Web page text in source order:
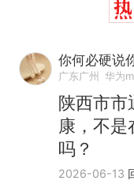
你何必硬说
广东广州 华为
陕西市市
康，不是
吗？
2026-06-13